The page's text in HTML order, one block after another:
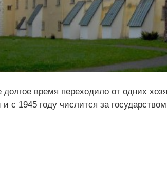
долгое время переходило от одних
с 1945 году числится за